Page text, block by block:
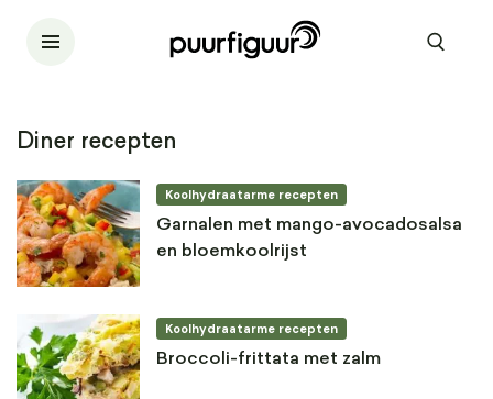
Diner recepten
Koolhydraatarme recepten
Garnalen met mango-avocadosalsa
en bloemkoolrijst
Koolhydraatarme recepten
Broccoli-frittata met zalm